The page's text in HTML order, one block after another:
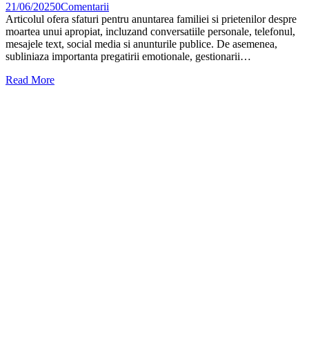
21/06/20250Comentarii
Articolul ofera sfaturi pentru anuntarea familiei si prietenilor despre
moartea unui apropiat, incluzand conversatiile personale, telefonul,
mesajele text, social media si anunturile publice. De asemenea,
subliniaza importanta pregatirii emotionale, gestionarii…
Read More